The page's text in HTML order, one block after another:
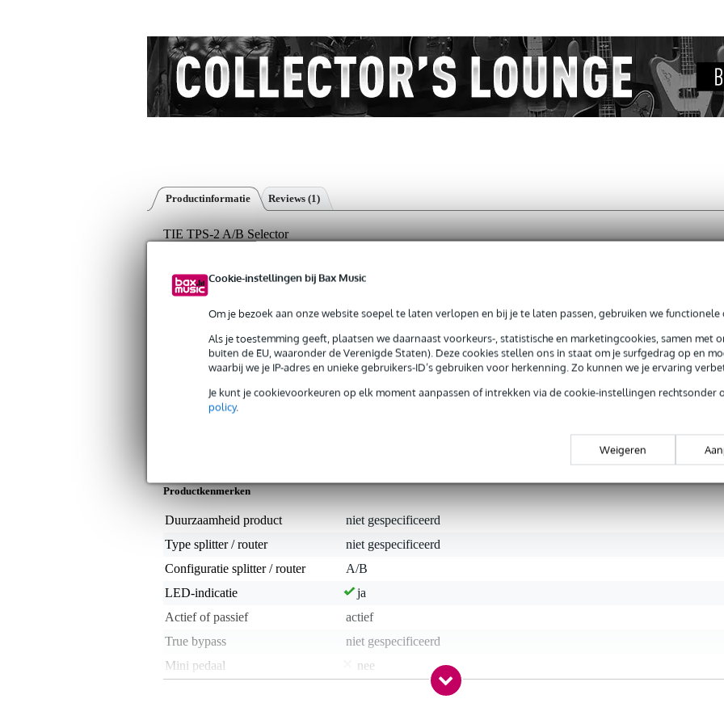
Cookie-instellingen bij Bax Music
Om je bezoek aan onze website soepel te laten verlopen en bij je te laten passen, gebruiken we functionele
Als je toestemming geeft, plaatsen we daarnaast voorkeurs-, statistische en marketingcookies, samen met
buiten de EU, waaronder de Verenigde Staten). Deze cookies stellen ons in staat om je surfgedrag op en
waarbij we je IP-adres en unieke gebruikers-ID’s gebruiken voor herkenning. Zo kunnen we je ervaring
Je kunt je cookievoorkeuren op elk moment aanpassen of intrekken via de cookie-instellingen rechtsonder
policy.
Weigeren
Productinformatie Reviews (1)
TIE TPS-2 A/B Selector
Bax Music Garantie
: Op dit product krijg je 3 jaar Bax Music Garantie.
Op dit product krijg je 3 jaar Bax Music Garantie.
De TPS-2 van TIE is een onmisbare tool voor gitaristen die wensen te werken met twee set-ups en
schakelen tussen deze twee set-ups. Te denken valt bijvoorbeeld aan twee versterkers of effect-rigs. Met slechts
Productkenmerken
Duurzaamheid product
niet gespecificeerd
Type splitter / router
niet gespecificeerd
Configuratie splitter / router
A/B
LED-indicatie
ja
Actief of passief
actief
True bypass
niet gespecificeerd
Mini pedaal
nee